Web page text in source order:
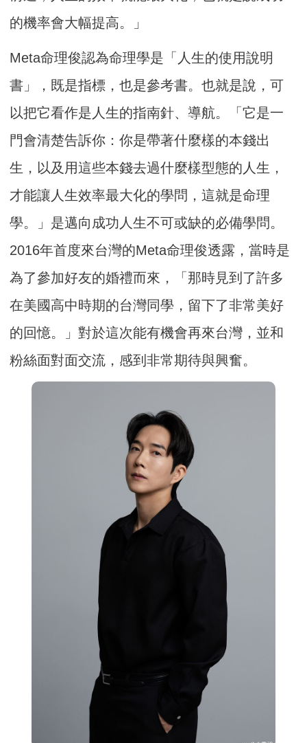
的機率會大幅提高。」
Meta命理俊認為命理學是「人生的使用說明
書」，既是指標，也是參考書。也就是說，可
以把它看作是人生的指南針、導航。「它是一
門會清楚告訴你：你是帶著什麼樣的本錢出
生，以及用這些本錢去過什麼樣型態的人生，
才能讓人生效率最大化的學問，這就是命理
學。」是邁向成功人生不可或缺的必備學問。
2016年首度來台灣的Meta命理俊透露，當時是
為了參加好友的婚禮而來，「那時見到了許多
在美國高中時期的台灣同學，留下了非常美好
的回憶。」對於這次能有機會再來台灣，並和
粉絲面對面交流，感到非常期待與興奮。